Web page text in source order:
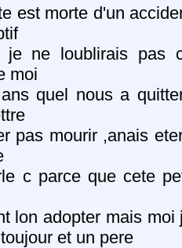
est morte d'un
je ne loublirais pas
moi
quel nous a
pas mourir ,anais
c parce que cete
lon adopter mais
et un pere